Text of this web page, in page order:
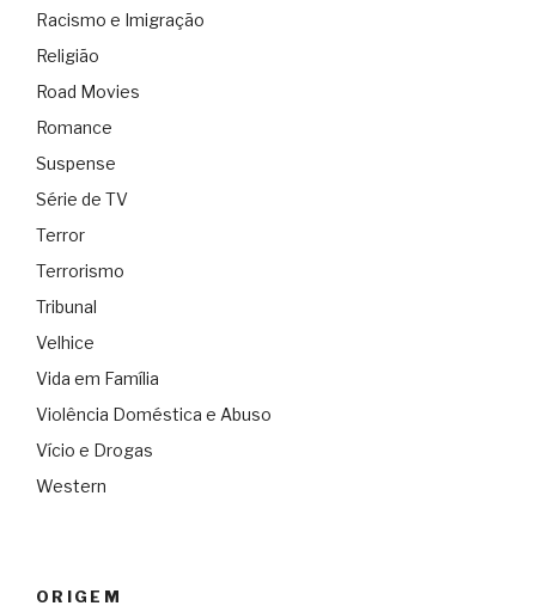
Racismo e Imigração
Religião
Road Movies
Romance
Suspense
Série de TV
Terror
Terrorismo
Tribunal
Velhice
Vida em Família
Violência Doméstica e Abuso
Vício e Drogas
Western
ORIGEM